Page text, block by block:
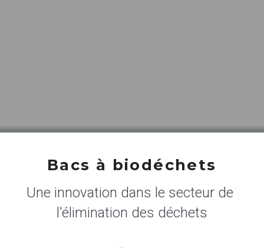
Bacs à biodéchets
Une innovation dans le secteur de
l'élimination des déchets